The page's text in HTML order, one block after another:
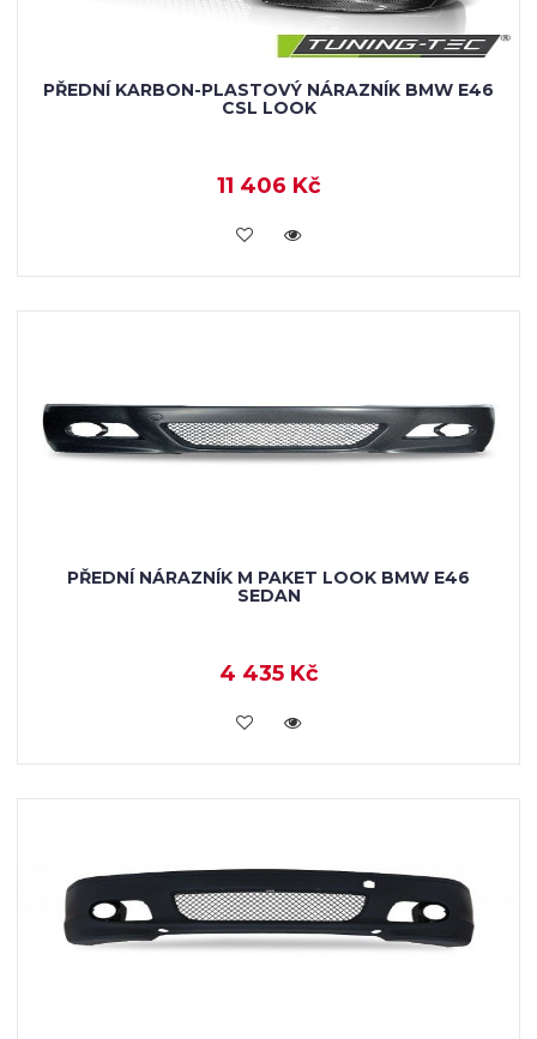
PŘEDNÍ KARBON-PLASTOVÝ NÁRAZNÍK BMW E46
CSL LOOK
11 406 Kč
KOUPIT
PŘEDNÍ NÁRAZNÍK M PAKET LOOK BMW E46
SEDAN
4 435 Kč
KOUPIT